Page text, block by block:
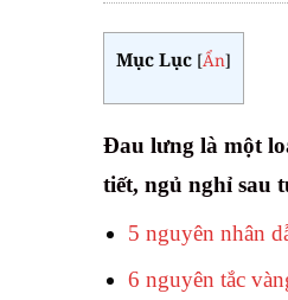
Mục Lục [Ẩn]
Đau lưng là một
tiết, ngủ nghỉ sau
5 nguyên nhân
6 nguyên tắc